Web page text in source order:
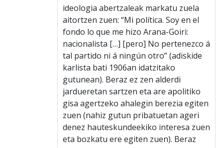
ideologia abertzaleak markatu zuela
aitortzen zuen: “Mi política. Soy en el
fondo lo que me hizo Arana-Goiri:
nacionalista […] [pero] No pertenezco á
tal partido ni á ningún otro” (adiskide
karlista bati 1906an idatzitako
gutunean). Beraz ez zen alderdi
jardueretan sartzen eta are apolitiko
gisa agertzeko ahalegin berezia egiten
zuen (nahiz gutun pribatuetan ageri
denez hauteskundeekiko interesa zuen
eta bozkatu ere egiten zuen). Beraz